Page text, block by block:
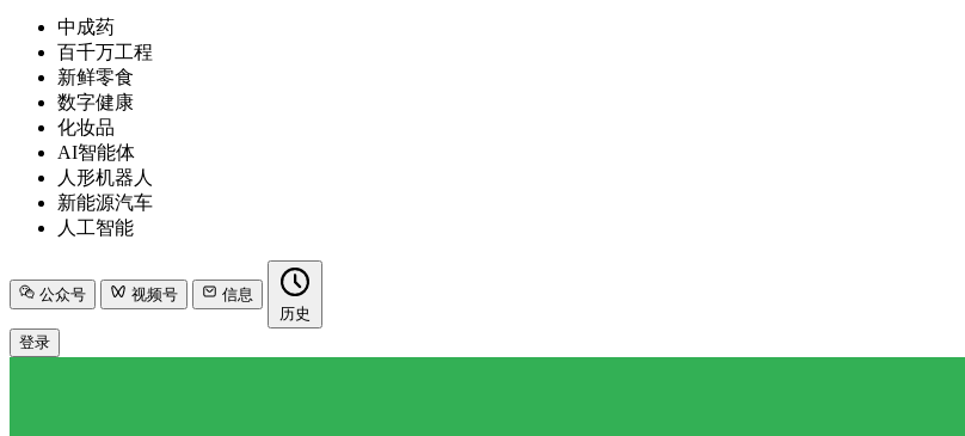
中成药
百千万工程
新鲜零食
数字健康
化妆品
AI智能体
人形机器人
新能源汽车
人工智能
公众号 视频号
信息
历史
登录